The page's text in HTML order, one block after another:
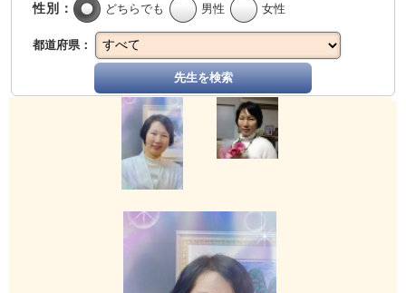
性別： どちらでも 男性 女性
都道府県：
先生を検索